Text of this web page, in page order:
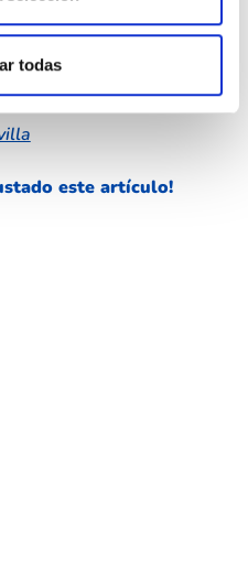
todas
donación de
deValencia,Granada
este artículo!